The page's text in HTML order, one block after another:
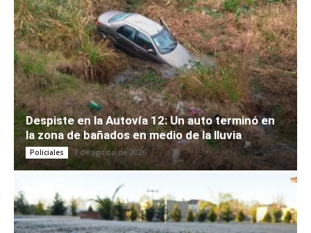
Despiste en la Autovía 12: Un auto terminó en
la zona de bañados en medio de la lluvia
Policiales 7 de agosto de 2026